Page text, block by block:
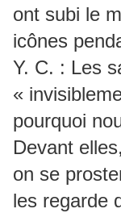
ont subi le
icônes
Y. C. : Les
«
pourquoi
Devant
on se
les regarde